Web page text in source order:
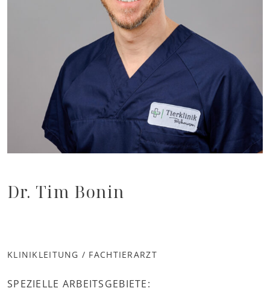
Dr. Tim Bonin
KLINIKLEITUNG / FACHTIERARZT
SPEZIELLE ARBEITSGEBIETE: